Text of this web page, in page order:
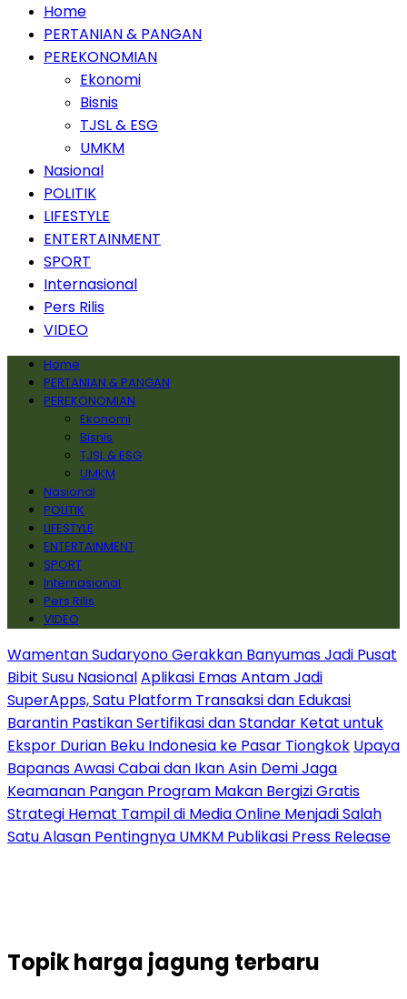
Home
PERTANIAN & PANGAN
PEREKONOMIAN
Ekonomi
Bisnis
TJSL & ESG
UMKM
Nasional
POLITIK
LIFESTYLE
ENTERTAINMENT
SPORT
Internasional
Pers Rilis
VIDEO
Home
PERTANIAN & PANGAN
PEREKONOMIAN
Ekonomi
Bisnis
TJSL & ESG
UMKM
Nasional
POLITIK
LIFESTYLE
ENTERTAINMENT
SPORT
Internasional
Pers Rilis
VIDEO
Wamentan Sudaryono Gerakkan Banyumas Jadi Pusat
Bibit Susu NasionalAplikasi Emas Antam Jadi
SuperApps, Satu Platform Transaksi dan Edukasi
Barantin Pastikan Sertifikasi dan Standar Ketat untuk
Ekspor Durian Beku Indonesia ke Pasar Tiongkok Upaya
Bapanas Awasi Cabai dan Ikan Asin Demi Jaga
Keamanan Pangan Program Makan Bergizi Gratis
Strategi Hemat Tampil di Media Online Menjadi Salah
Satu Alasan Pentingnya UMKM Publikasi Press Release
Topikharga jagung terbaru